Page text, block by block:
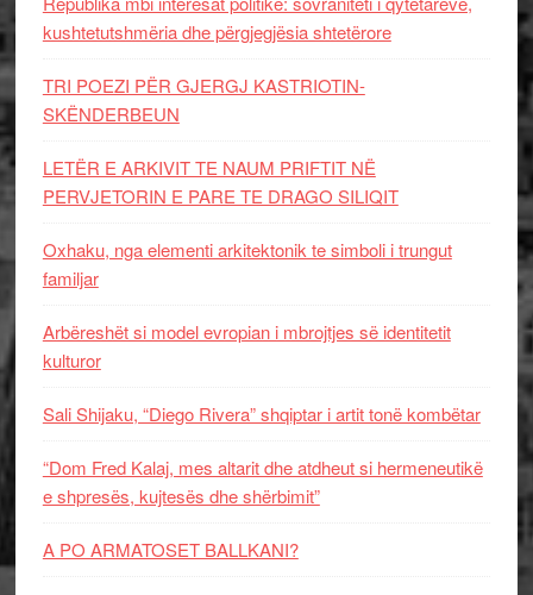
kushtetutshmëria dhe përgjegjësia shtetërore
TRI POEZI PËR GJERGJ KASTRIOTIN-
SKËNDERBEUN
LETËR E ARKIVIT TE NAUM PRIFTIT NË
PERVJETORIN E PARE TE DRAGO SILIQIT
Oxhaku, nga elementi arkitektonik te simboli i trungut
familjar
Arbëreshët si model evropian i mbrojtjes së identitetit
kulturor
Sali Shijaku, “Diego Rivera” shqiptar i artit tonë kombëtar
“Dom Fred Kalaj, mes altarit dhe atdheut si hermeneutikë
e shpresës, kujtesës dhe shërbimit”
A PO ARMATOSET BALLKANI?